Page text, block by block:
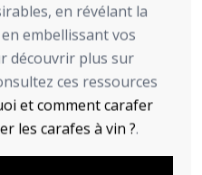
en révélant la
embellissant vos
découvrir plus sur
ces ressources
et comment carafer
les carafes à vin ?.